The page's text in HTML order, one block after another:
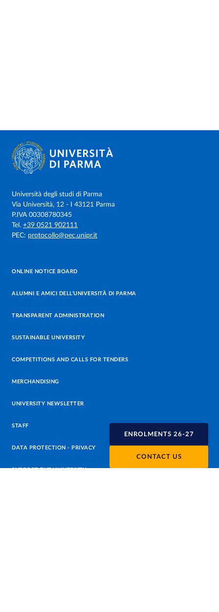
ENROLMENTS 26-27
CONTACT US
Università degli studi di Parma
Via Università, 12 - I 43121 Parma
P.IVA 00308780345
Tel. +39 0521 902111
PEC: protocollo@pec.unipr.it
ONLINE NOTICE BOARD
ALUMNI E AMICI DELL’UNIVERSITÀ DI PARMA
TRANSPARENT ADMINISTRATION
SUSTAINABLE UNIVERSITY
COMPETITIONS AND CALLS FOR TENDERS
MERCHANDISING
UNIVERSITY NEWSLETTER
STAFF
DATA PROTECTION - PRIVACY
SUPPORT THE UNIVERSITY